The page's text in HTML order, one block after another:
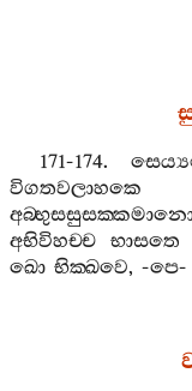
171-174.
විගතවලාහකෙ
අභිවිහච‍්ච
භාසතෙ
ඛො භික‍්ඛවෙ, -පෙ-